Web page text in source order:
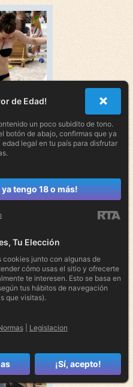
de Edad!
un poco subidito de tono.
botón de abajo, confirmas que ya
legal en tu país para disfrutar
ya tengo 18 o más!
Tu Elección
cookies junto con algunas de
cómo usas el sitio y ofrecerte
te interesen. Esto se basa en
tus hábitos de navegación
que visitas).
| Legislacion
¡Sí, acepto!